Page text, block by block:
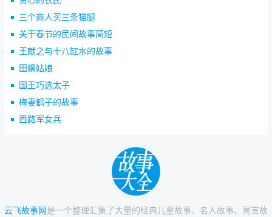
三个商人买三条猫腿
关于春节的民间故事简短
王献之与十八缸水的故事
田螺姑娘
国王巧选太子
梅妻鹤子的故事
西路军女兵
云飞故事网是一个整理汇集了大量的经典儿童故事、名人故事、寓言故